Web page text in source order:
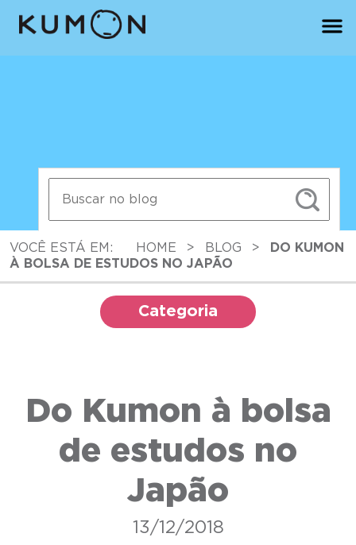
VOCÊ ESTÁ EM: HOME > BLOG >
DO KUMON
À BOLSA DE ESTUDOS NO JAPÃO
Categoria
Do Kumon à bolsa
de estudos no
Japão
13/12/2018